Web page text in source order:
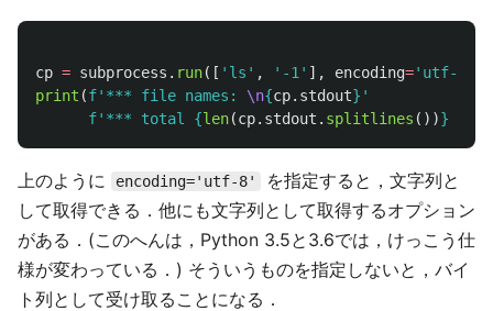
cp = subprocess . run([ ' ls ' , ' -1 ' ], encoding=' utf-8
print (f' *** file names: \n{cp. stdout} '
f' *** total {len(cp. stdout . splitlines ())}
上のように encoding='utf-8'
を指定すると，文字列と
して取得できる．他にも文字列として取得するオプション
がある．(このへんは，Python 3.5と3.6では，けっこう仕
様が変わっている．) そういうものを指定しないと，バイ
ト列として受け取ることになる．